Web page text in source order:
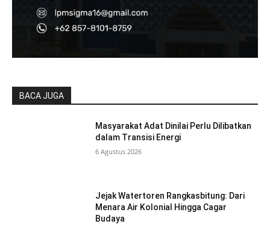
BACA JUGA
Masyarakat Adat Dinilai Perlu Dilibatkan
dalam Transisi Energi
6 Agustus 2026
Jejak Watertoren Rangkasbitung: Dari
Menara Air Kolonial Hingga Cagar
Budaya